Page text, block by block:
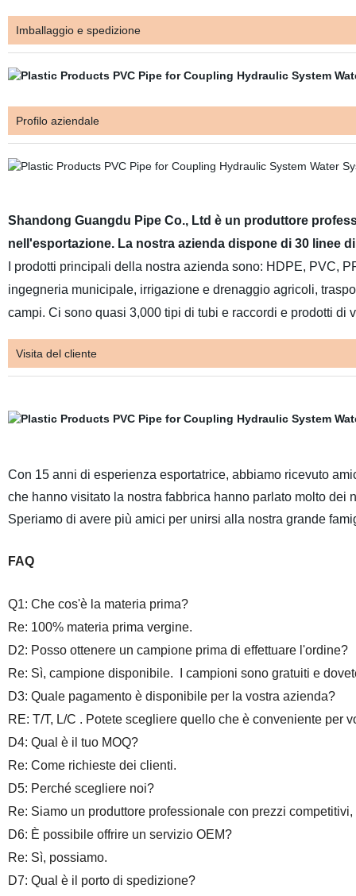
Imballaggio e spedizione
Profilo aziendale
Shandong Guangdu Pipe Co., Ltd èun produttore
nell'esportazione. La nostra azienda dispone di 30 linee
I prodotti principali della nostra azienda sono: HDPE, PVC,
ingegneria municipale, irrigazione e drenaggio agricoli,
campi. Ci sono quasi 3,000 tipi di tubi e raccordi e prodotti di
Visita del cliente
Con 15 anni di esperienza esportatrice, abbiamo ricevuto
che hanno visitato la nostra fabbrica hanno parlato molto
Speriamo di avere più amici per unirsi alla nostra grande
FAQ
Q1: Che cos'è la materia prima?
Re: 100% materia prima vergine.
D2: Posso ottenere un campione prima di effettuare l'ordine?
Re: Sì, campione disponibile. I campioni sono gratuiti e
D3: Quale pagamento è disponibile per la vostra azienda?
RE: T/T, L/C . Potete scegliere quello che è conveniente per
D4: Qual è il tuo MOQ?
Re: Come richieste dei clienti.
D5: Perché scegliere noi?
Re: Siamo un produttore professionale con prezzi
D6: È possibile offrire un servizio OEM?
Re: Sì, possiamo.
D7: Qual è il porto di spedizione?